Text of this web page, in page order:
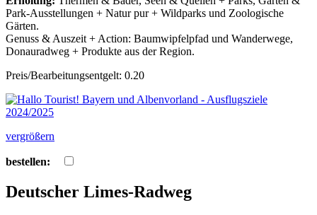
Park-Ausstellungen + Natur pur + Wildparks und Zoologische
Gärten.
Genuss & Auszeit + Action: Baumwipfelpfad und Wanderwege,
Donauradweg + Produkte aus der Region.
Preis/Bearbeitungsentgelt: 0.20
vergrößern
bestellen:
Deutscher Limes-Radweg